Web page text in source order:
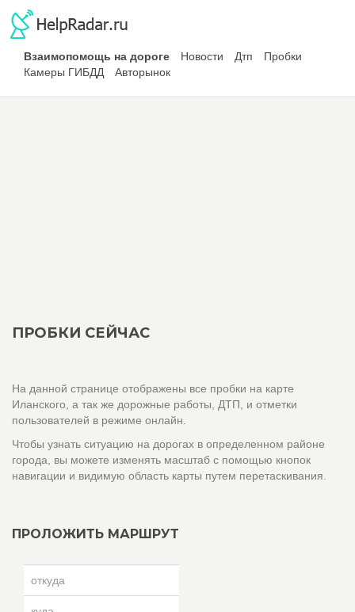
Взаимопомощь на дороге Новости Дтп
Пробки
Камеры ГИБДД
Авторынок
ПРОБКИ СЕЙЧАС
На данной странице отображены все пробки на карте
Иланского, а так же дорожные работы, ДТП, и отметки
пользователей в режиме онлайн.
Чтобы узнать ситуацию на дорогах в определенном районе
города, вы можете изменять масштаб с помощью кнопок
навигации и видимую область карты путем перетаскивания.
ПРОЛОЖИТЬ МАРШРУТ